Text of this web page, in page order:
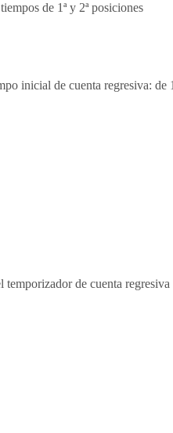
de 1ª y 2ª posiciones
inicial de cuenta regresiva: de
temporizador de cuenta regresiva